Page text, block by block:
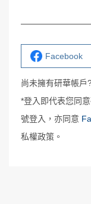
Facebook
尚未擁有研華帳戶
*登入即代表您同
號登入，亦同意
私權政策。